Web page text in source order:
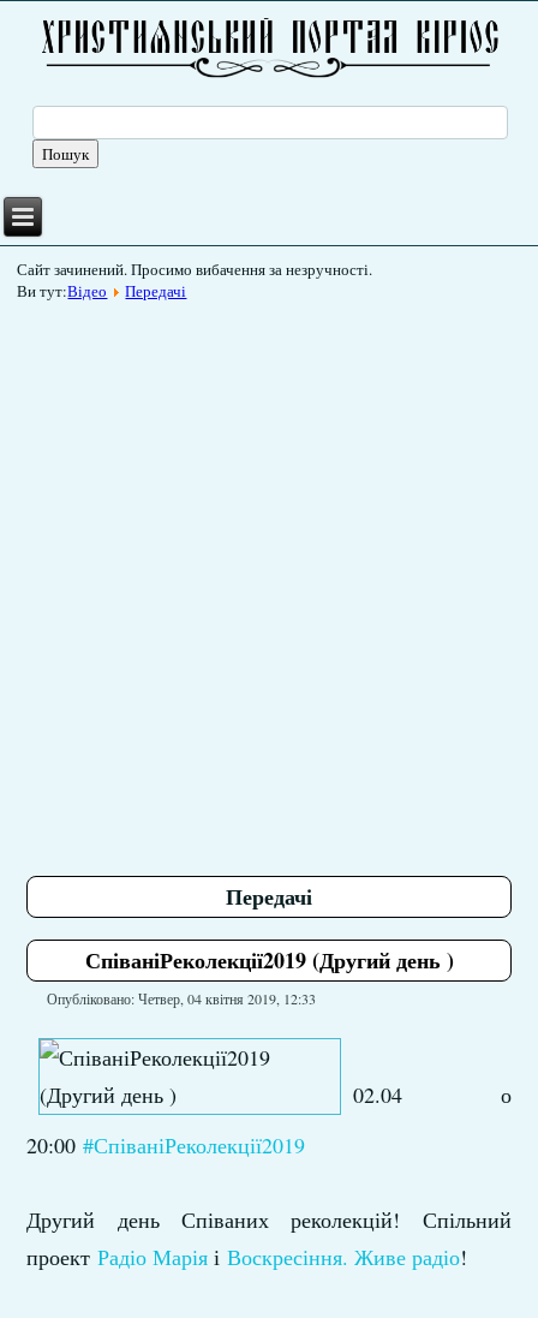
Сайт зачинений. Просимо вибачення за незручності.
Ви тут:Відео Передачі
Передачі
СпіваніРеколекції2019 (Другий день )
Опубліковано: Четвер, 04 квітня 2019, 12:33
02.04 о
20:00#СпіваніРеколекції2019
Другий день Співаних реколекцій! Спільний
проектРадіо Марія ​ іВоскресіння. Живе радіо!